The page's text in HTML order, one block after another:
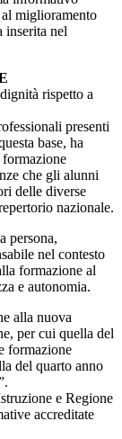
miglioramento
inserita nel
rispetto a
presenti
base, ha
che gli alunni
delle diverse
nazionale.
persona,
nel contesto
formazione al
e autonomia.
alla nuova
per cui quella del
formazione
del quarto anno
e Regione
accreditate